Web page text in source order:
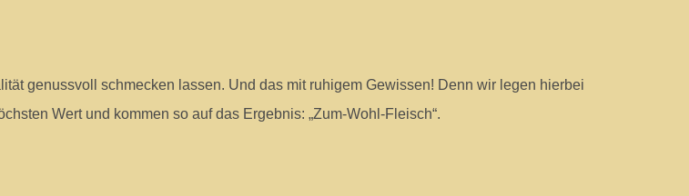
genussvoll schmecken lassen. Und das mit ruhigem Gewissen! Denn wir legen hierbei
Wert und kommen so auf das Ergebnis: „Zum-Wohl-Fleisch“.